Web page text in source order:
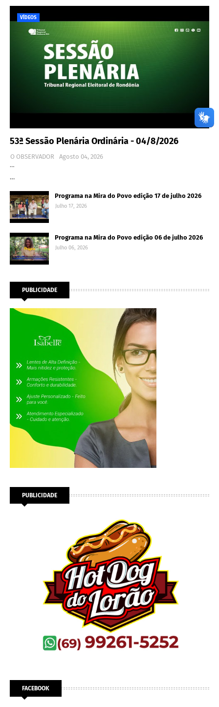
VÍDEOS
53ª Sessão Plenária Ordinária - 04/8/2026
O OBSERVADOR
Agosto 04, 2026
…
…
Programa na Mira do Povo edição 17 de julho 2026
Julho 17, 2026
Programa na Mira do Povo edição 06 de julho 2026
Julho 06, 2026
PUBLICIDADE
PUBLICIDADE
FACEBOOK